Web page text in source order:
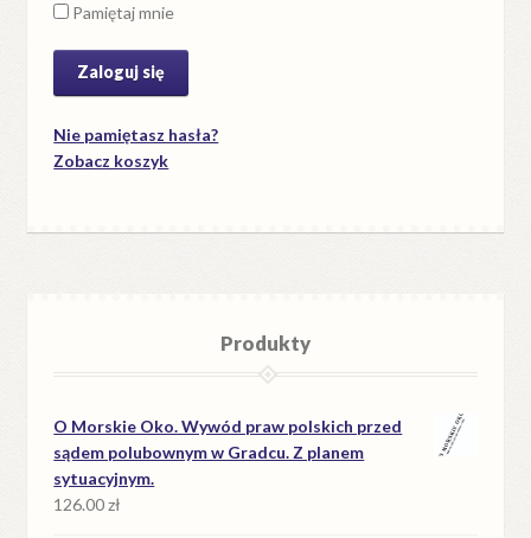
Pamiętaj mnie
Nie pamiętasz hasła?
Zobacz koszyk
Produkty
O Morskie Oko. Wywód praw polskich przed
sądem polubownym w Gradcu. Z planem
sytuacyjnym.
126.00zł